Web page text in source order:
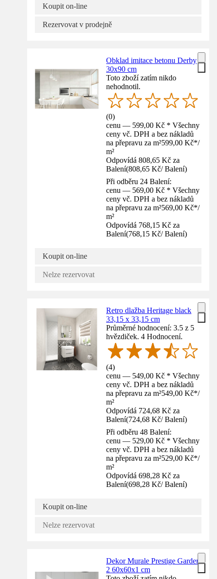
Koupit on-line
Rezervovat v prodejně
Obklad imitace betonu Derby
30x90 cm
Toto zboží zatím nikdo
nehodnotil.
(0)
cenu — 599,00 Kč * Všechny
ceny vč. DPH a bez nákladů
na přepravu za m²599,00 Kč*/
m²
Odpovídá 808,65 Kč za
Balení(808,65 Kč/ Balení)
Při odběru 24 Balení:
cenu — 569,00 Kč * Všechny
ceny vč. DPH a bez nákladů
na přepravu za m²569,00 Kč*/
m²
Odpovídá 768,15 Kč za
Balení(768,15 Kč/ Balení)
Koupit on-line
Nelze rezervovat
Retro dlažba Heritage black
33,15 x 33,15 cm
Průměrné hodnocení: 3.5 z 5
hvězdiček. 4 Hodnocení.
(4)
cenu — 549,00 Kč * Všechny
ceny vč. DPH a bez nákladů
na přepravu za m²549,00 Kč*/
m²
Odpovídá 724,68 Kč za
Balení(724,68 Kč/ Balení)
Při odběru 48 Balení:
cenu — 529,00 Kč * Všechny
ceny vč. DPH a bez nákladů
na přepravu za m²529,00 Kč*/
m²
Odpovídá 698,28 Kč za
Balení(698,28 Kč/ Balení)
Koupit on-line
Nelze rezervovat
Dekor Murale Prestige Garden
2 60x60x1 cm